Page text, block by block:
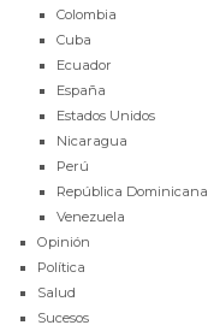
Colombia
Cuba
Ecuador
España
Estados Unidos
Nicaragua
Perú
República Dominicana
Venezuela
Opinión
Política
Salud
Sucesos